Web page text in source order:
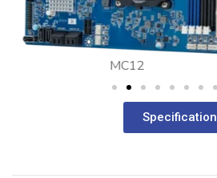
Specification